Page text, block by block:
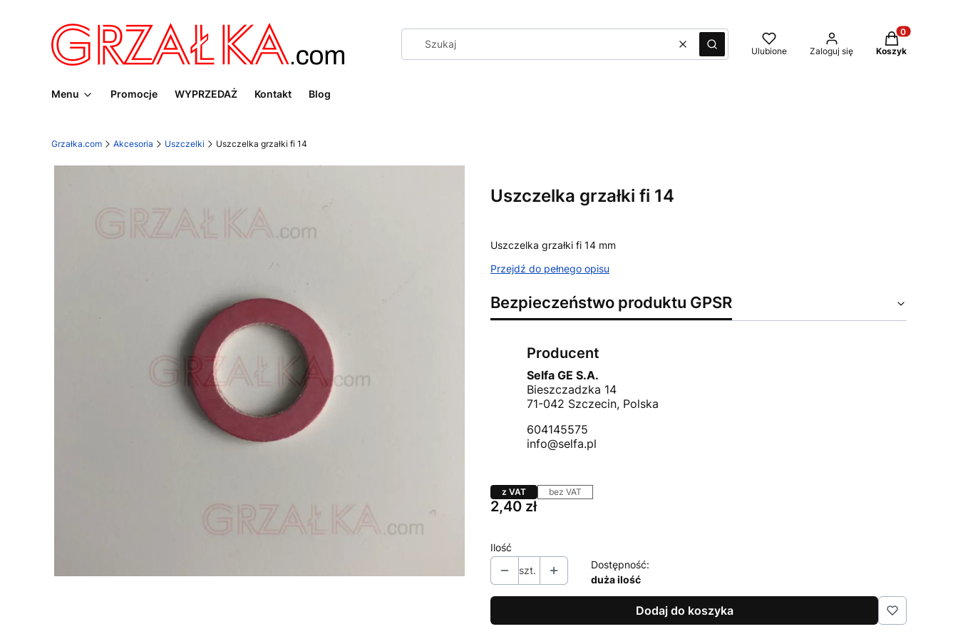
WyczyśćSzukaj Ulubione Zaloguj się
Produkty w
Koszyk
Menu Promocje WYPRZEDAŻ Kontakt Blog
Grzałka.com Akcesoria Uszczelki Uszczelka grzałki fi 14
Uszczelka grzałki fi 14
Uszczelka grzałki fi 14 mm
Przejdź do pełnego opisu
Bezpieczeństwo produktu GPSR
Producent
Selfa GE S.A.
Bieszczadzka 14
71-042 Szczecin, Polska
604145575
info@selfa.pl
z VAT bez VAT
Cena
2,40 zł
Ilość
szt.
Dostępność:
duża ilość
Dodaj do koszyka